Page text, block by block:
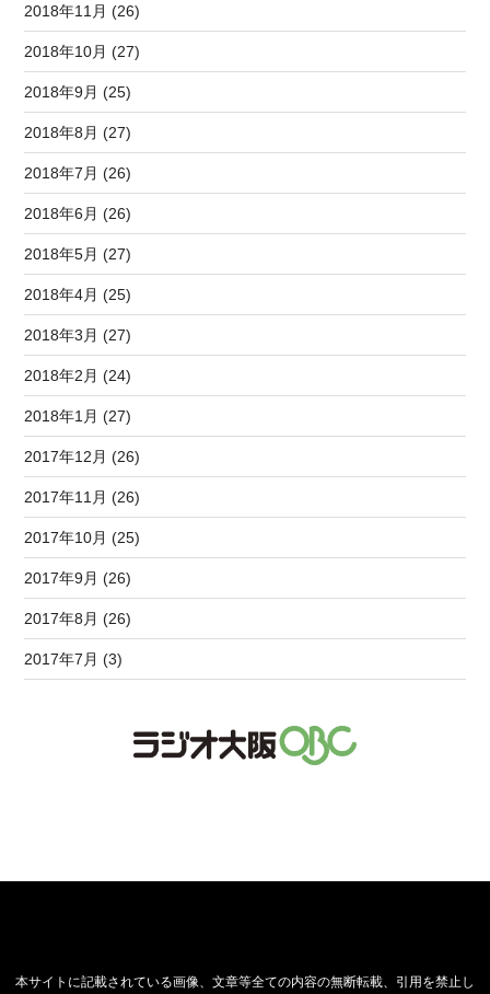
2018年11月 (26)
2018年10月 (27)
2018年9月 (25)
2018年8月 (27)
2018年7月 (26)
2018年6月 (26)
2018年5月 (27)
2018年4月 (25)
2018年3月 (27)
2018年2月 (24)
2018年1月 (27)
2017年12月 (26)
2017年11月 (26)
2017年10月 (25)
2017年9月 (26)
2017年8月 (26)
2017年7月 (3)
本サイトに記載されている画像、文章等全ての内容の無断転載、引用を禁止し